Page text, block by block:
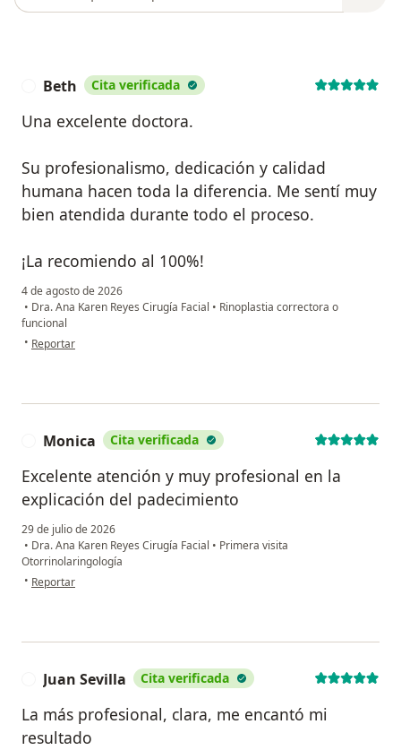
Beth Cita verificada
Una excelente doctora.
Su profesionalismo, dedicación y calidad
humana hacen toda la diferencia. Me sentí muy
bien atendida durante todo el proceso.
¡La recomiendo al 100%! ‍
4 de agosto de 2026
• Dra. Ana Karen Reyes Cirugía Facial • Rinoplastia correctora o
funcional
• en opinión del usuario Beth
Reportar
Monica Cita verificada
Excelente atención y muy profesional en la
explicación del padecimiento
29 de julio de 2026
• Dra. Ana Karen Reyes Cirugía Facial • Primera visita
Otorrinolaringología
• en opinión del usuario Monica
Reportar
Juan Sevilla Cita verificada
La más profesional, clara, me encantó mi
resultado